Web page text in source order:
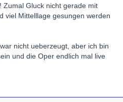
Zumal Gluck nicht gerade mit
viel Mittelllage gesungen werden
nicht ueberzeugt, aber ich bin
und die Oper endlich mal live